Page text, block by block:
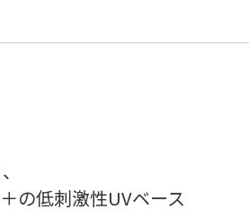
の低刺激性UVベース